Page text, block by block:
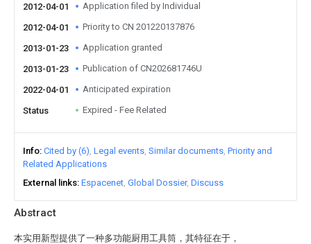
Abstract
本实用新型提供了一种多功能厨用工具筒，其特征在于，
2012-04-01 Application filed by Individual
2012-04-01 Priority to CN 201220137876
2013-01-23 Application granted
2013-01-23 Publication of CN202681746U
2022-04-01 Anticipated expiration
Status Expired - Fee Related
Info Cited by (6) Legal events Similar documents Priority and
Related Applications
External links Espacenet Global Dossier Discuss